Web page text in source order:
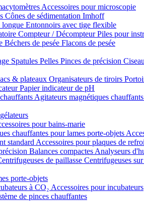
Accessoires pour microscopie
Cônes de sédimentation Imhoff
longue Entonnoirs avec tige flexible
Compteur / DécompteurPiles pour
Béchers de pesée Flacons de pesée
Spatules Pelles Pinces de précision
& plateaux Organisateurs de tiroirs
Papier indicateur de pH
Agitateurs magnétiques chauffants
pour bains-marie
chauffantes pour lames porte-objets
standard Accessoires pour plaques de
Balances compactes Analyseurs
de paillasse Centrifugeuses
porte-objets
à CO₂ Accessoires pour incubateurs
de pinces chauffantes